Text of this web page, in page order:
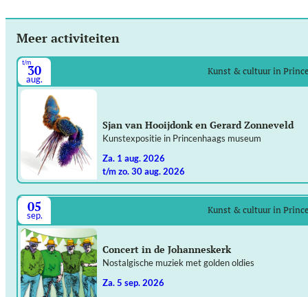
Meer activiteiten
t/m
30
aug.
Kunst & cultuur in
Sjan van Hooijdonk en Gerard Zonneveld
Kunstexpositie in Princenhaags museum
za. 1 aug. 2026
t/m zo. 30 aug. 2026
05
sep. Kunst & cultuur in
Concert in de Johanneskerk
Nostalgische muziek met golden oldies
za. 5 sep. 2026